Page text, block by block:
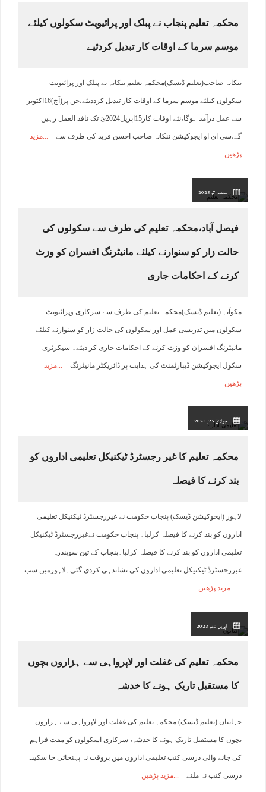
محکمہ تعلیم پنجاب نے پبلک اور پرائیویٹ سکولوں کیلئے
موسم سرما کے اوقات کار تبدیل کردئیے
ننکانہ صاحب(تعلیم ڈیسک)محکمہ تعلیم ننکانہ نے پبلک اور پرائیویٹ
سکولوں کیلئے موسم سرما کے اوقات کار تبدیل کرددیئے،جن پر(آج)16اکتوبر
سے عمل درآمد ہوگا،نئے اوقات کار15اپریل2024ئ تک نافذ العمل رہیں
گے،سی ای او ایجوکیشن ننکانہ صاحب احسن فرید کی طرف سے مزید
پڑھیں
ستمبر 7, 2023
فیصل آباد،محکمہ تعلیم کی طرف سے سکولوں کی
حالت زار کو سنوارنے کیلئے مانیٹرنگ افسران کو وزٹ
کرنے کے احکامات جاری
مکوآنہ (تعلیم ڈیسک)محکمہ تعلیم کی طرف سے سرکاری وپرائیویٹ
سکولوں میں تدریسی عمل اور سکولوں کی حالت زار کو سنوارنے کیلئے
مانیٹرنگ افسران کو وزٹ کرنے کے احکامات جاری کر دیئے۔ سیکرٹری
سکول ایجوکیشن ڈیپارٹمنٹ کی ہدایت پر ڈائریکٹر مانیٹرنگ مزید
پڑھیں
جولائ 25, 2023
محکمہ تعلیم کا غیر رجسٹرڈ ٹیکنیکل تعلیمی اداروں کو
بند کرنے کا فیصلہ
لاہور (ایجوکیشن ڈیسک) پنجاب حکومت نے غیررجسٹرڈ ٹیکنیکل تعلیمی
اداروں کو بند کرنے کا فیصلہ کرلیا۔ پنجاب حکومت نےغیررجسٹرڈ ٹیکنیکل
تعلیمی اداروں کو بند کرنے کا فیصلہ کرلیا۔پنجاب کے تین سوپندرہ
غیررجسٹرڈ ٹیکنیکل تعلیمی اداروں کی نشاندہی کردی گئی۔لاہورمیں سب
مزید پڑھیں
اپریل 20, 2023
محکمہ تعلیم کی غفلت اور لاپرواہی سے ہزاروں بچوں
کا مستقبل تاریک ہونے کا خدشہ
جہانیاں (تعلیم ڈیسک) محکمہ تعلیم کی غفلت اور لاپرواہی سے ہزاروں
بچوں کا مستقبل تاریک ہونے کا خدشہ، سرکاری اسکولوں کو مفت فراہم
کی جانے والی درسی کتب تعلیمی اداروں میں بروقت نہ پہنچائی جا سکیںـ
درسی کتب نہ ملنے مزید پڑھیں